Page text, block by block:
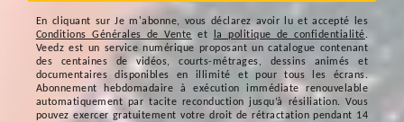
En cliquant surJe m'abonne, vous déclarez avoir lu et accepté les
Conditions Générales de Vente et la politique de confidentialité.
Veedz est un service numérique proposant un catalogue contenant
des centaines de vidéos, courts-métrages, dessins animés et
documentaires disponibles en illimité et pour tous les écrans.
Abonnement hebdomadaire à exécution immédiate renouvelable
automatiquement par tacite reconduction jusqu’à résiliation. Vous
pouvez exercer gratuitement votre droit de rétractation pendant 14